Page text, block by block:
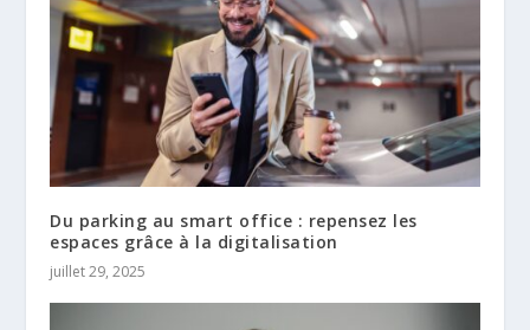
Du parking au smart office : repensez les
espaces grâce à la digitalisation
juillet 29, 2025